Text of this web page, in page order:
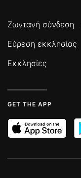
Ζωντανή σύνδεση
Εύρεση εκκλησίας
Εκκλησίες
GET THE APP